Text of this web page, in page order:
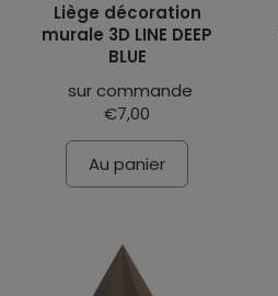
Liège décoration
murale 3D LINE DEEP
BLUE
sur commande
€7,00
Au panier